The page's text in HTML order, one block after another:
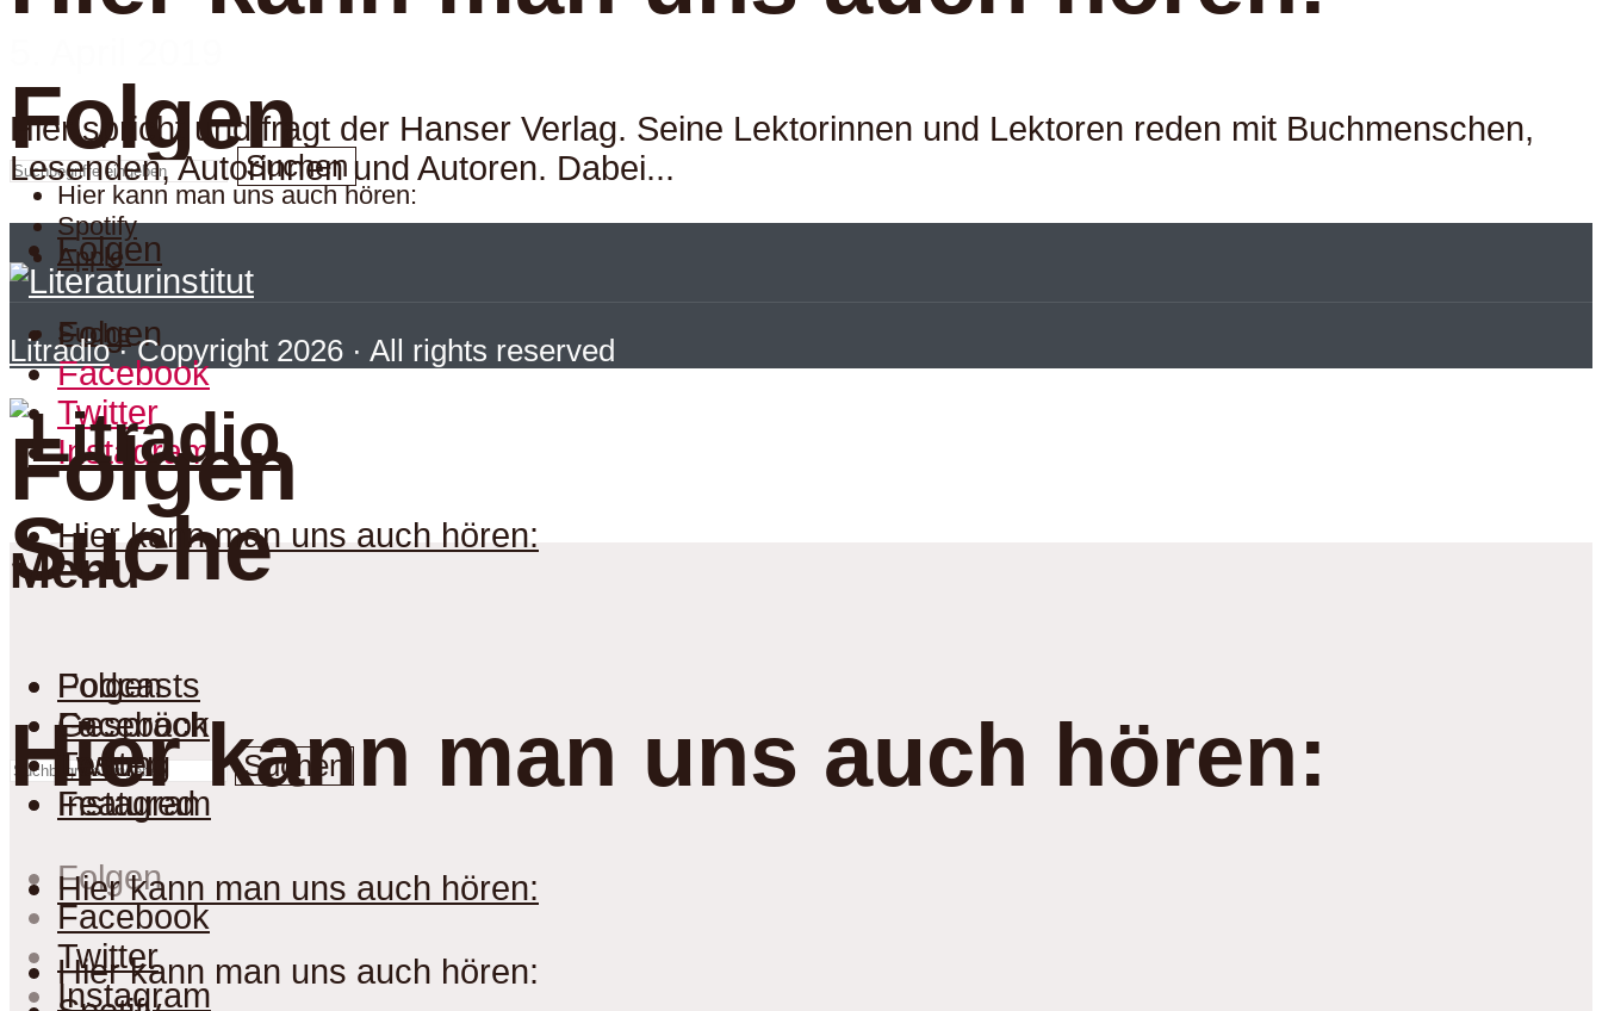
Hier kann man uns auch hören:
Spotify
Apple
Suche
Suche
Suchen
Folgen
Folgen
Facebook
Twitter
Instagram
Hier kann man uns auch hören:
Hier kann man uns auch hören:
Hier kann man uns auch hören:
Suchen
Folgen
Folgen
Folgen
Facebook
Twitter
Instagram
Hier kann man uns auch hören:
Hier spricht und fragt der Hanser Verlag. Seine Lektorinnen und Lektoren reden mit Buchmenschen,
Lesenden, Autorinnen und Autoren. Dabei...
Litradio· Copyright 2026 · All rights reserved
Menu
Podcasts
Gespräch
Lesung
Featured
Folgen
Facebook
Twitter
Instagram